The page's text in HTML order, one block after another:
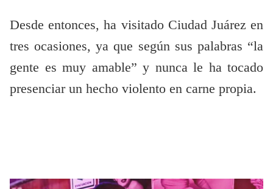
Desde entonces, ha visitado Ciudad Juárez en
tres ocasiones, ya que según sus palabras “la
gente es muy amable” y nunca le ha tocado
presenciar un hecho violento en carne propia.